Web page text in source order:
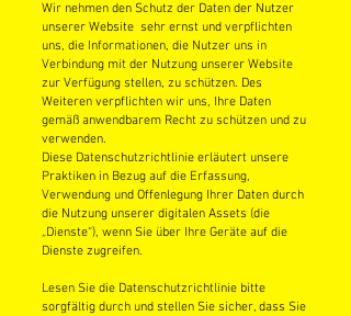
Wir nehmen den Schutz der Daten der Nutzer
unserer Website sehr ernst und verpflichten
uns, die Informationen, die Nutzer uns in
Verbindung mit der Nutzung unserer Website
zur Verfügung stellen, zu schützen. Des
Weiteren verpflichten wir uns, Ihre Daten
gemäß anwendbarem Recht zu schützen und zu
verwenden.
Diese Datenschutzrichtlinie erläutert unsere
Praktiken in Bezug auf die Erfassung,
Verwendung und Offenlegung Ihrer Daten durch
die Nutzung unserer digitalen Assets (die
„Dienste“), wenn Sie über Ihre Geräte auf die
Dienste zugreifen.
Lesen Sie die Datenschutzrichtlinie bitte
sorgfältig durch und stellen Sie sicher, dass Sie